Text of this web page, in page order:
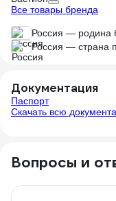
Все товары бренда
Россия — родина
Россия — страна
Документация
Паспорт
Скачать всю
Вопросы и